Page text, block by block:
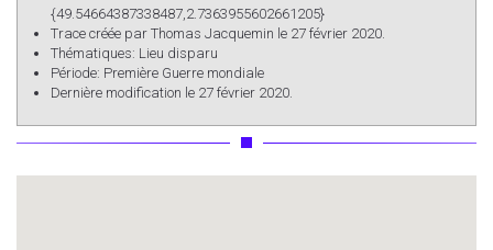
{49.54664387338487,2.7363955602661205}
Trace créée par Thomas Jacquemin le 27 février 2020.
Thématiques: Lieu disparu
Période: Première Guerre mondiale
Dernière modification le 27 février 2020.